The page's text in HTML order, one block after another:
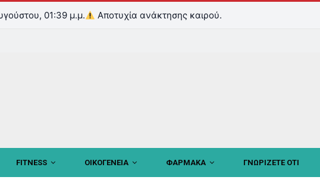
01:39 μ.μ. Αποτυχία ανάκτησης καιρού.
FITNESS ΟΙΚΟΓΕΝΕΙΑ ΦΑΡΜΑΚΑ ΓΝΩΡΙΖΕΤΕ ΟΤΙ